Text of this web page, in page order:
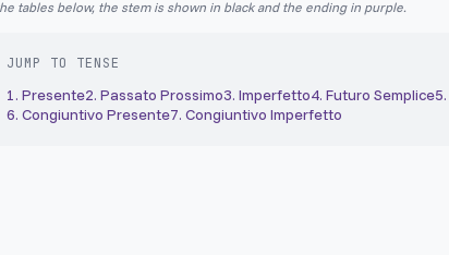
tables below, the stem is shown in black and the ending in purple.
JUMP TO TENSE
1. Presente2. Passato Prossimo3. Imperfetto4. Futuro Semplice5.
6. Congiuntivo Presente7. Congiuntivo Imperfetto